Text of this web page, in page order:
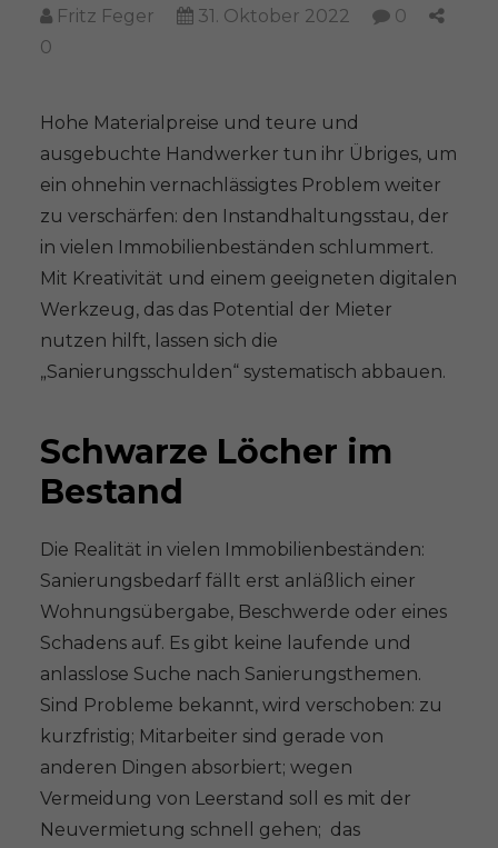
Fritz Feger 31. Oktober 2022
0
0
Hohe Materialpreise und teure und
ausgebuchte Handwerker tun ihr Übriges, um
ein ohnehin vernachlässigtes Problem weiter
zu verschärfen: den Instandhaltungsstau, der
in vielen Immobilienbeständen schlummert.
Mit Kreativität und einem geeigneten digitalen
Werkzeug, das das Potential der Mieter
nutzen hilft, lassen sich die
„Sanierungsschulden“ systematisch abbauen.
Schwarze Löcher im
Bestand
Die Realität in vielen Immobilienbeständen:
Sanierungsbedarf fällt erst anläßlich einer
Wohnungsübergabe, Beschwerde oder eines
Schadens auf. Es gibt keine laufende und
anlasslose Suche nach Sanierungsthemen.
Sind Probleme bekannt, wird verschoben: zu
kurzfristig; Mitarbeiter sind gerade von
anderen Dingen absorbiert; wegen
Vermeidung von Leerstand soll es mit der
Neuvermietung schnell gehen; das